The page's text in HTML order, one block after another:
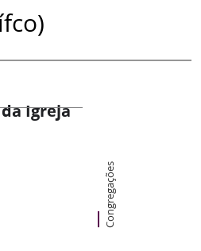
Igreja
Congregações